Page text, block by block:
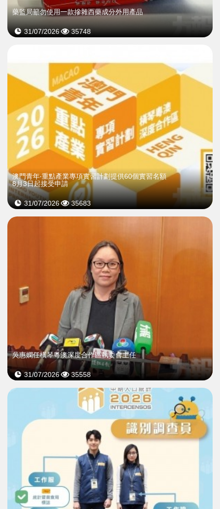
藥監局籲勿使用一款摻雜西藥成分外用產品
31/07/2026 35748
澳門青年‧重點產業專項實習計劃提供60個實習名額
8月3日起接受申請
31/07/2026 35683
吳惠嫻任橫琴粵澳深度合作區執委會主任
31/07/2026 35558